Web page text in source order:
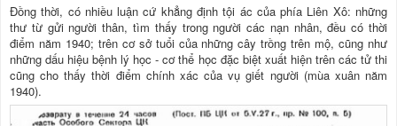
Đồng thời, có nhiều luận cứ khẳng định tội ác của phía Liên Xô: những
thư từ gửi người thân, tìm thấy trong người các nạn nhân, đều có thời
điểm năm 1940; trên cơ sở tuổi của những cây trồng trên mộ, cũng như
những dấu hiệu bệnh lý học - cơ thể học đặc biệt xuất hiện trên các tử thi
cũng cho thấy thời điểm chính xác của vụ giết người (mùa xuân năm
1940).